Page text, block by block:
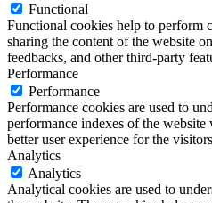
Functional
Functional cookies help to perform
sharing the content of the website
feedbacks, and other third-party
Performance
Performance
Performance cookies are used to
performance indexes of the
better user experience for the
Analytics
Analytics
Analytical cookies are used to